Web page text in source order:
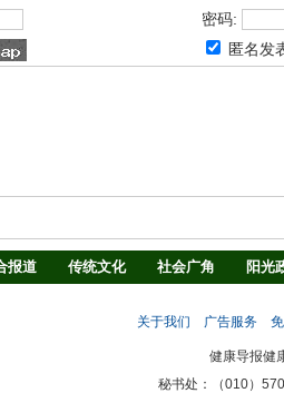
密码:
匿名发
报道 传统文化 社会广角
阳光
关于我们 广告服务
健康导报健
秘书处：（010）